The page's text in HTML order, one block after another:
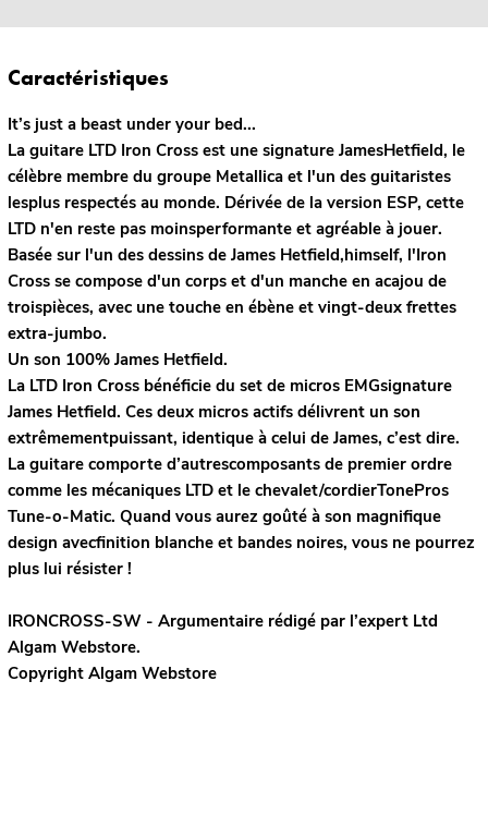
Caractéristiques
It’s just a beast under your bed...
La guitare LTD Iron Cross est une signature JamesHetfield, le
célèbre membre du groupe Metallica et l'un des guitaristes
lesplus respectés au monde. Dérivée de la version ESP, cette
LTD n'en reste pas moinsperformante et agréable à jouer.
Basée sur l'un des dessins de James Hetfield,himself, l'Iron
Cross se compose d'un corps et d'un manche en acajou de
troispièces, avec une touche en ébène et vingt-deux frettes
extra-jumbo.
Un son 100% James Hetfield.
La LTD Iron Cross bénéficie du set de micros EMGsignature
James Hetfield. Ces deux micros actifs délivrent un son
extrêmementpuissant, identique à celui de James, c’est dire.
La guitare comporte d’autrescomposants de premier ordre
comme les mécaniques LTD et le chevalet/cordierTonePros
Tune-o-Matic. Quand vous aurez goûté à son magnifique
design avecfinition blanche et bandes noires, vous ne pourrez
plus lui résister !
IRONCROSS-SW - Argumentaire rédigé par l’expert Ltd
Algam Webstore.
Copyright Algam Webstore